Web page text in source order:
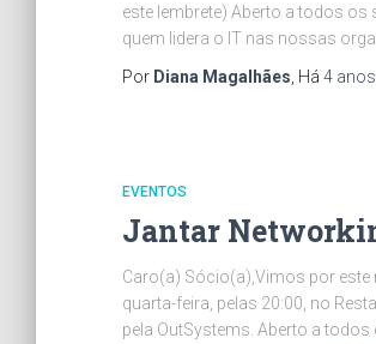
este lembrete) Aberto a todos
quem lidera o IT nas nossas
Por Diana Magalhães , Há 4 anos
EVENTOS
Jantar
Caro(a) Sócio(a),Vimos por este
quarta-feira, pelas 20:00, no
pela OutSystems. Aberto a